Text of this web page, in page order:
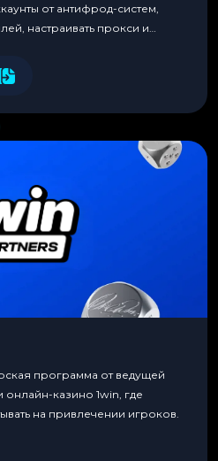
от антифрод-систем,
настраивать прокси и
программа от ведущей
казино 1win, где
на привлечении игроков.